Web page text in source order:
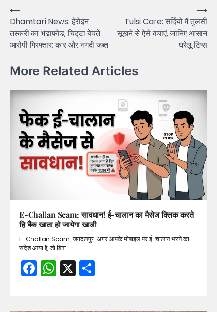
Post
navigation
⟵
Dhamtari News: हेरोइन
तस्करी का भंडाफोड़, चिट्‌टा बेचते
आरोपी गिरफ्तार; कार और नगदी जब्त
Tulsi Care: सर्दियों में तुलसी
सूखने से ऐसे बचाएं, जानिए आसान
घरेलू टिप्स
⟶
More Related Articles
E-Challan Scam: सावधान! ई-चालान का मैसेज क्लिक करते
हि बैंक खाता हो जायेगा खाली
E-Challan Scam: जगदलपुर: अगर आपके मोबाइल पर ई-चालान भरने का
संदेश आया है, तो बिना…
Facebook
WhatsApp
X